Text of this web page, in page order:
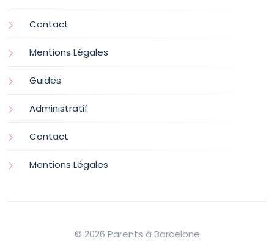
Contact
Mentions Légales
Guides
Administratif
Contact
Mentions Légales
© 2026 Parents à Barcelone